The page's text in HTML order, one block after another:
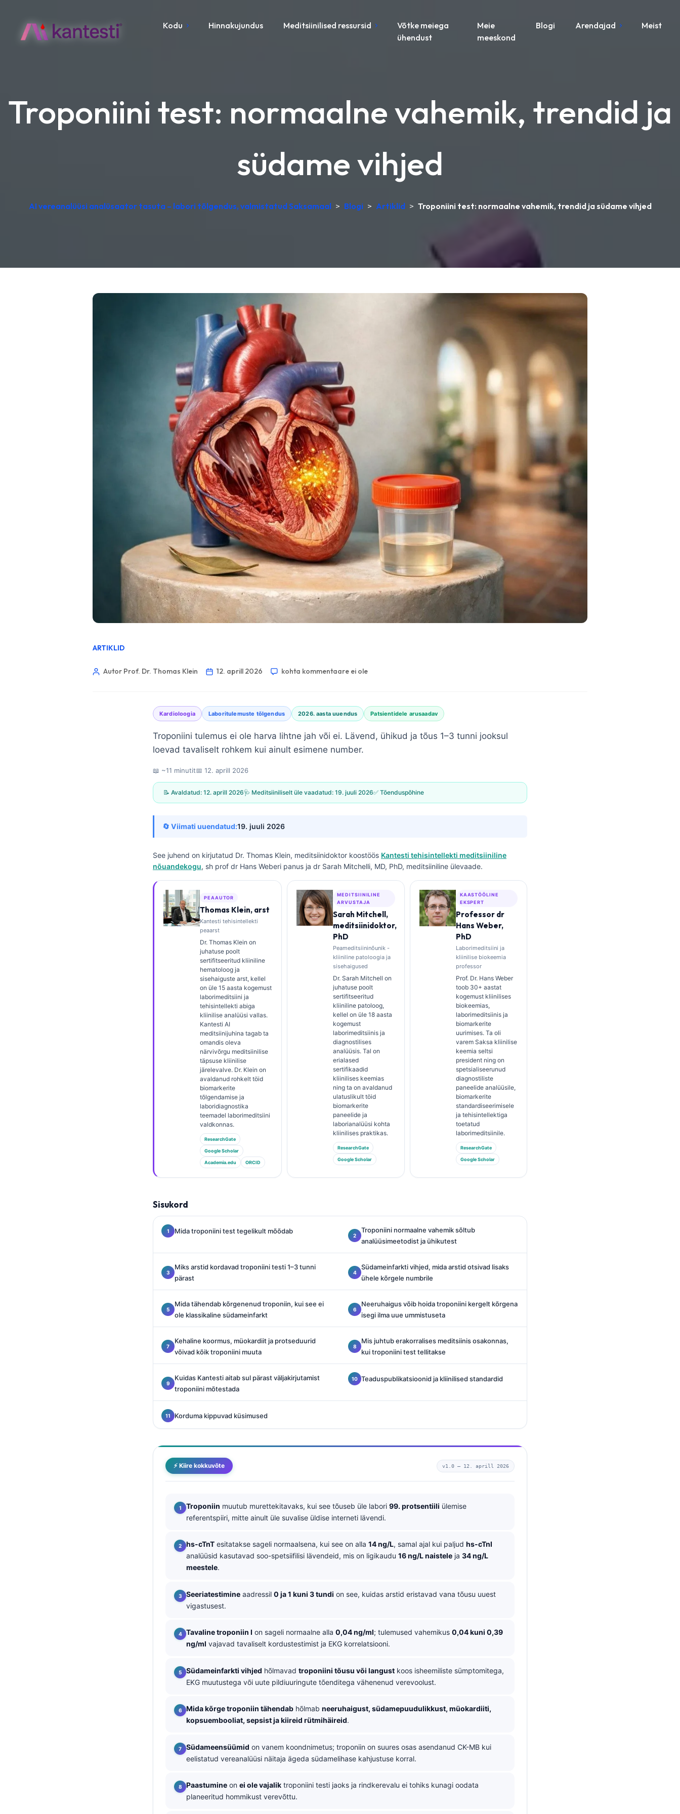
Kodu Hinnakujundus Meditsiinilised ressursid
Võtke meiega
ühendust
Meie
meeskond
Blogi Arendajad Meist
Troponiini test: normaalne vahemik, trendid ja
südame vihjed
AI vereanalüüsi analüsaator tasuta – labori tõlgendus, valmistatud Saksamaal > Blogi > Artiklid > Troponiini test: normaalne vahemik, trendid ja südame vihjed
ARTIKLID
Autor Prof. Dr. Thomas Klein 12. aprill 2026 kohta kommentaare ei ole
Kardioloogia Laboritulemuste tõlgendus 2026. aasta uuendus Patsientidele arusaadav
Troponiini tulemus ei ole harva lihtne jah või ei. Lävend, ühikud ja tõus 1–3 tunni jooksul
loevad tavaliselt rohkem kui ainult esimene number.
📖 ~11 minutit📅 12. aprill 2026
📝 Avaldatud: 12. aprill 2026🩺 Meditsiiniliselt üle vaadatud: 19. juuli 2026✅ Tõenduspõhine
🔄 Viimati uuendatud:19. juuli 2026
See juhend on kirjutatud Dr. Thomas Klein, meditsiinidoktor koostöös Kantesti tehisintellekti meditsiiniline
nõuandekogu, sh prof dr Hans Weberi panus ja dr Sarah Mitchelli, MD, PhD, meditsiiniline ülevaade.
PEAAUTOR
Thomas Klein, arst
Kantesti tehisintellekti
peaarst
Dr. Thomas Klein on
juhatuse poolt
sertifitseeritud kliiniline
hematoloog ja
sisehaiguste arst, kellel
on üle 15 aasta kogemust
laborimeditsiini ja
tehisintellekti abiga
kliinilise analüüsi vallas.
Kantesti AI
meditsiinijuhina tagab ta
omandis oleva
närvivõrgu meditsiinilise
täpsuse kliinilise
järelevalve. Dr. Klein on
avaldanud rohkelt töid
biomarkerite
tõlgendamise ja
laboridiagnostika
teemadel laborimeditsiini
valdkonnas.
ResearchGate
Google Scholar
Academia.edu ORCID
MEDITSIINILINE
ARVUSTAJA
Sarah Mitchell,
meditsiinidoktor,
PhD
Peameditsiininõunik -
kliiniline patoloogia ja
sisehaigused
Dr. Sarah Mitchell on
juhatuse poolt
sertifitseeritud
kliiniline patoloog,
kellel on üle 18 aasta
kogemust
laborimeditsiinis ja
diagnostilises
analüüsis. Tal on
erialased
sertifikaadid
kliinilises keemias
ning ta on avaldanud
ulatuslikult töid
biomarkerite
paneelide ja
laborianalüüsi kohta
kliinilises praktikas.
ResearchGate
Google Scholar
KAASTÖÖLINE
EKSPERT
Professor dr
Hans Weber,
PhD
Laborimeditsiini ja
kliinilise biokeemia
professor
Prof. Dr. Hans Weber
toob 30+ aastat
kogemust kliinilises
biokeemias,
laborimeditsiinis ja
biomarkerite
uurimises. Ta oli
varem Saksa kliinilise
keemia seltsi
president ning on
spetsialiseerunud
diagnostiliste
paneelide analüüsile,
biomarkerite
standardiseerimisele
ja tehisintellektiga
toetatud
laborimeditsiinile.
ResearchGate
Google Scholar
Sisukord
Mida troponiini test tegelikult mõõdab
Troponiini normaalne vahemik sõltub
analüüsimeetodist ja ühikutest
Miks arstid kordavad troponiini testi 1–3 tunni
pärast
Südameinfarkti vihjed, mida arstid otsivad lisaks
ühele kõrgele numbrile
Mida tähendab kõrgenenud troponiin, kui see ei
ole klassikaline südameinfarkt
Neeruhaigus võib hoida troponiini kergelt kõrgena
isegi ilma uue ummistuseta
Kehaline koormus, müokardiit ja protseduurid
võivad kõik troponiini muuta
Mis juhtub erakorralises meditsiinis osakonnas,
kui troponiini test tellitakse
Kuidas Kantesti aitab sul pärast väljakirjutamist
troponiini mõtestada
Teaduspublikatsioonid ja kliinilised standardid
Korduma kippuvad küsimused
⚡ Kiire kokkuvõte v1.0 — 12. aprill 2026
Troponiin muutub murettekitavaks, kui see tõuseb üle labori 99. protsentiili ülemise
referentspiiri, mitte ainult üle suvalise üldise interneti lävendi.
hs-cTnT esitatakse sageli normaalsena, kui see on alla 14 ng/L, samal ajal kui paljud hs-cTnI
analüüsid kasutavad soo-spetsiifilisi lävendeid, mis on ligikaudu 16 ng/L naistele ja 34 ng/L
meestele.
Seeriatestimine aadressil 0 ja 1 kuni 3 tundi on see, kuidas arstid eristavad vana tõusu uuest
vigastusest.
Tavaline troponiin I on sageli normaalne alla 0,04 ng/ml; tulemused vahemikus 0,04 kuni 0,39
ng/ml vajavad tavaliselt kordustestimist ja EKG korrelatsiooni.
Südameinfarkti vihjed hõlmavad troponiini tõusu või langust koos isheemiliste sümptomitega,
EKG muutustega või uute pildiuuringute tõenditega vähenenud verevoolust.
Mida kõrge troponiin tähendab hõlmab neeruhaigust, südamepuudulikkust, müokardiiti,
kopsuembooliat, sepsist ja kiireid rütmihäireid.
Südameensüümid on vanem koondnimetus; troponiin on suures osas asendanud CK-MB kui
eelistatud vereanalüüsi näitaja ägeda südamelihase kahjustuse korral.
Paastumine on ei ole vajalik troponiini testi jaoks ja rindkerevalu ei tohiks kunagi oodata
planeeritud hommikust verevõttu.